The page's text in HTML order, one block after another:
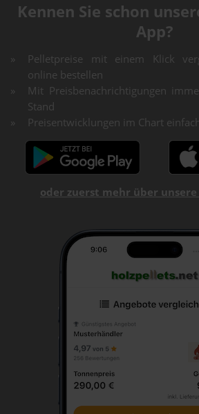
Kennen Sie schon
App?
Pelletpreise mit einem Klick
online bestellen
Mit Preisbenachrichtigungen
Stand
Preisentwicklungen im Chart
oder zuerst mehr über